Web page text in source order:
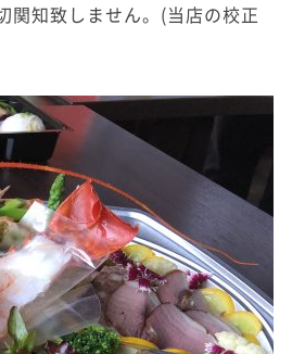
関知致しません。(当店の校正